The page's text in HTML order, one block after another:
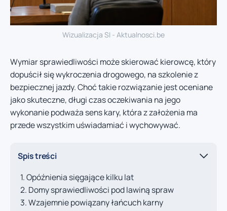
Wizualizacja SI - Aktualnosci.be
Wymiar sprawiedliwości może skierować kierowcę, który
dopuścił się wykroczenia drogowego, na szkolenie z
bezpiecznej jazdy. Choć takie rozwiązanie jest oceniane
jako skuteczne, długi czas oczekiwania na jego
wykonanie podważa sens kary, która z założenia ma
przede wszystkim uświadamiać i wychowywać.
Spis treści
Opóźnienia sięgające kilku lat
Domy sprawiedliwości pod lawiną spraw
Wzajemnie powiązany łańcuch karny